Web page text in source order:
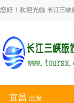
您好！欢迎光临 长江三峡
宜昌 出发